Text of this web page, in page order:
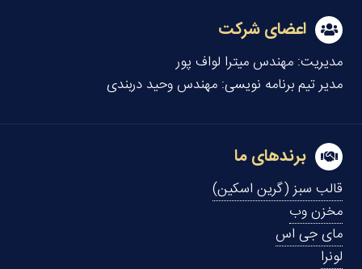
اعضای شرکت
مدیریت: مهندس میترا لواف پور
مدیر تیم برنامه نویسی: مهندس وحید دربندی
برندهای ما
قالب سبز (گرین اسکین)
مخزن وب
مای جی اس
لونرا